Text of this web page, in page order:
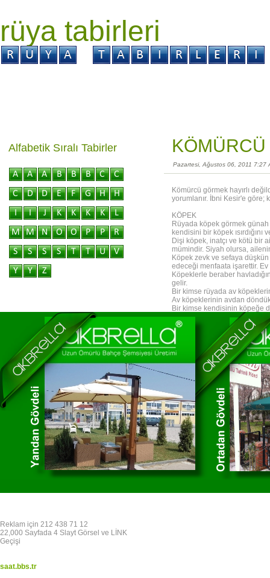
rüya tabirleri
Pazartesi, Ağustos 06, 2011 7:27
Kömürcü görmek hayırlı
yorumlanır. İbni Kesir'e göre;
KÖPEK
Rüyada köpek görmek
kendisini bir köpek
Dişi köpek, inatçı ve kötü bir
mümindir. Siyah olursa,
Köpek zevk ve sefaya
edeceği menfaata işarettir. Ev
Köpeklerle beraber
gelir.
Bir kimse rüyada av
Av köpeklerinin avdan
Bir kimse kendisinin köpeğe
dolayı, Allah elinden ilmini alır.
Rüyada köpek eti yediğini
Köpek bekçiye ve biat sahibi
Köpekler güvenlik
Rüyada görülen köpek, zayıf
Bir köpeğin ürüdüğünü
görmek, düşmanı yenmeye
Köpeğin ağzından üstünüze
ifade eder.
Köpek öldürmek, düşmanı
Bir ev köpeği olduğunu ve
bir kişi olduğuna delalet eder.
havlayarak giden köpekleri
Rüy asında kendisinin
davrandığına işarettir.
Allah'ın yasakladığı
gören kimse, düşmanından
olmadığına işarettir.
Rüyasında bir süs köpeğini
içtiğini görmek, azılı bir
Alfabetik Sıralı Tabirler
Reklam için 212 438 71 12
22,000 Sayfada 4 Slayt Görsel ve LİNK
Geçişi
saat.bbs.tr